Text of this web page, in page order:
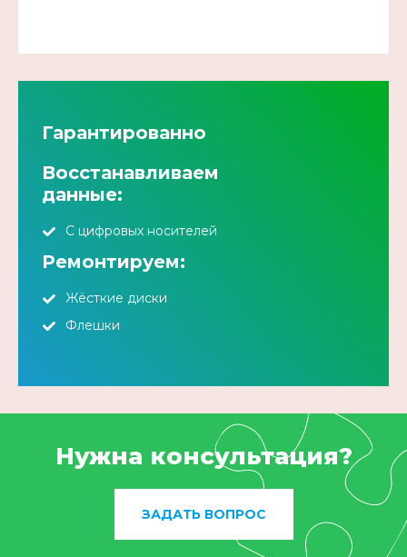
Гарантированно
Восстанавливаем
данные:
С цифровых носителей
Ремонтируем:
Жёсткие диски
Флешки
Нужна консультация?
ЗАДАТЬ ВОПРОС